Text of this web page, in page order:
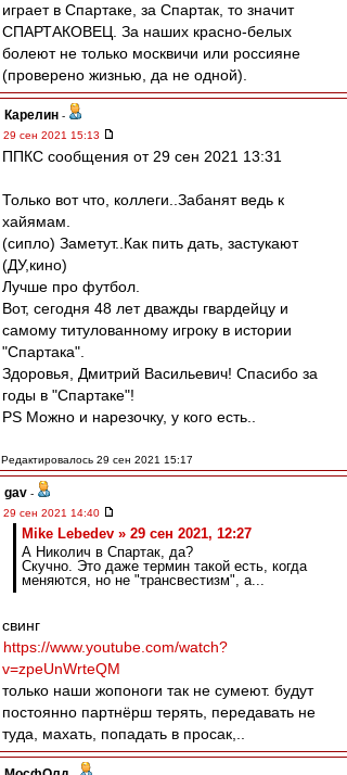
играет в Спартаке, за Спартак, то значит
СПАРТАКОВЕЦ. За наших красно-белых
болеют не только москвичи или россияне
(проверено жизнью, да не одной).
Карелин -
29 сен 2021 15:13
ППКС сообщения от 29 сен 2021 13:31
Только вот что, коллеги..Забанят ведь к
хайямам.
(сипло) Заметут..Как пить дать, застукают
(ДУ,кино)
Лучше про футбол.
Вот, сегодня 48 лет дважды гвардейцу и
самому титулованному игроку в истории
"Спартака".
Здоровья, Дмитрий Васильевич! Спасибо за
годы в "Спартаке"!
PS Можно и нарезочку, у кого есть..
Редактировалось 29 сен 2021 15:17
gav -
29 сен 2021 14:40
Mike Lebedev » 29 сен 2021, 12:27
А Николич в Спартак, да?
Скучно. Это даже термин такой есть, когда
меняются, но не "трансвестизм", а...
свинг
https://www.youtube.com/watch?
v=zpeUnWrteQM
только наши жопоноги так не сумеют. будут
постоянно партнёрш терять, передавать не
туда, махать, попадать в просак,..